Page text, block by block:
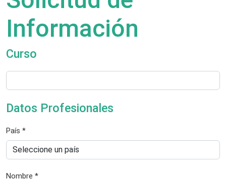
Información
Curso
Datos Profesionales
País *
Nombre *